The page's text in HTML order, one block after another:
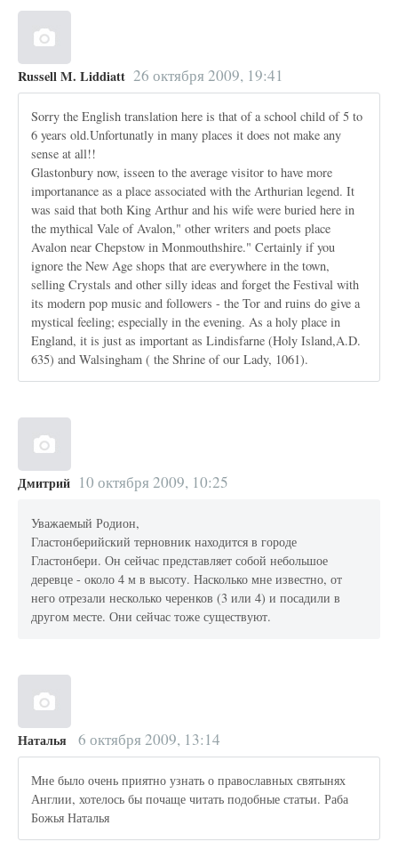
Russell M. Liddiatt 26 октября 2009, 19:41
Sorry the English translation here is that of a school child of 5 to
6 years old.Unfortunatly in many places it does not make any
sense at all!!
Glastonbury now, isseen to the average visitor to have more
importanance as a place associated with the Arthurian legend. It
was said that both King Arthur and his wife were buried here in
the mythical Vale of Avalon," other writers and poets place
Avalon near Chepstow in Monmouthshire." Certainly if you
ignore the New Age shops that are everywhere in the town,
selling Crystals and other silly ideas and forget the Festival with
its modern pop music and followers - the Tor and ruins do give a
mystical feeling; especially in the evening. As a holy place in
England, it is just as important as Lindisfarne (Holy Island,A.D.
635) and Walsingham ( the Shrine of our Lady, 1061).
Дмитрий 10 октября 2009, 10:25
Уважаемый Родион,
Гластонберийский терновник находится в городе
Гластонбери. Он сейчас представляет собой небольшое
деревце - около 4 м в высоту. Насколько мне известно, от
него отрезали несколько черенков (3 или 4) и посадили в
другом месте. Они сейчас тоже существуют.
Наталья 6 октября 2009, 13:14
Мне было очень приятно узнать о православных святынях
Англии, хотелось бы почаще читать подобные статьи. Раба
Божья Наталья